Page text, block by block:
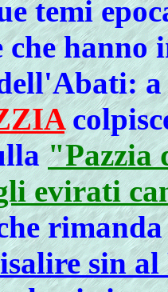
temi
che hanno
a
"Pazzia
evirati
sin